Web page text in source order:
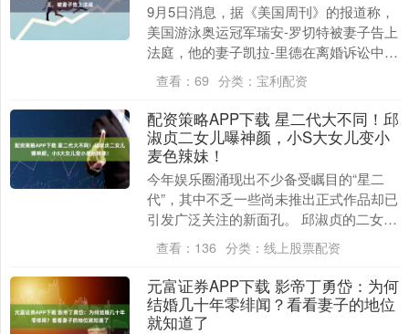
9月5日消息，据《美国周刊》的报道称，
美国游泳奥运冠军瑞安-罗切特被妻子告上
法庭，他的妻子凯拉-里德在离婚诉讼中指
出，罗切特在孩子面前吸食毒品，并在醉
酒的情况下....
查看： 69 分类： 宝利配资
配资策略APP下载 星二代大不同！邱
淑贞二女儿曝神颜，小S大女儿变小
麦色辣妹！
今年娱乐圈涌现出不少备受瞩目的“星二
代”，其中不乏一些尚未推出正式作品却已
引发广泛关注的新面孔。 邱淑贞的二女儿
沈日近日因一组北京游玩照引发热议。照
片中，身着吊....
查看： 136 分类： 线上股票配资
元富证券APP下载 影帝丁勇岱：为何
结婚几十年零绯闻？看看妻子的地位
就知道了